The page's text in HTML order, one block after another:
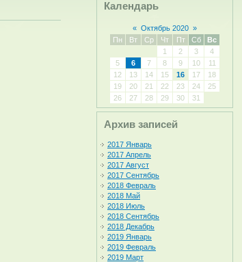
Календарь
« Октябрь 2020 »
Пн
Вт Ср Чт Пт Сб
Вс
1
2 3
4
5
6 7 8 9 10
11
12
13 14 15 16 17
18
19
20 21 22 23 24
25
26
27 28 29 30 31
Архив записей
2017 Январь
2017 Апрель
2017 Август
2017 Сентябрь
2018 Февраль
2018 Май
2018 Июль
2018 Сентябрь
2018 Декабрь
2019 Январь
2019 Февраль
2019 Март